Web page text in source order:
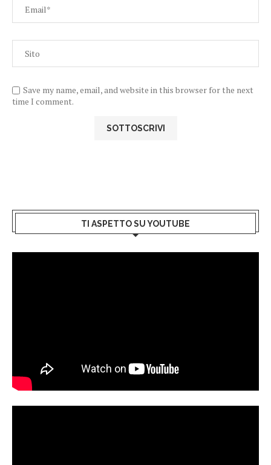
Save my name, email, and website in this browser for the next
time I comment.
TI ASPETTO SU YOUTUBE